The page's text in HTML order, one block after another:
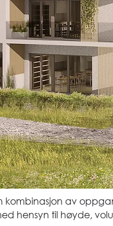
kombinasjon av
hensyn til høyde,